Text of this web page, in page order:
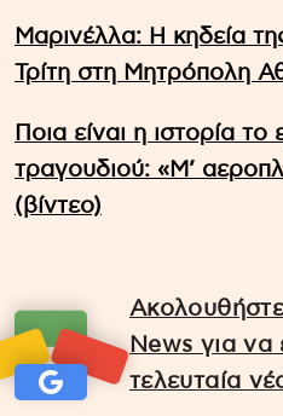
Μαρινέλλα: Η κηδεία
Τρίτη στη Μητρόπολη
Ποια είναι η ιστορία
τραγουδιού: «Μ’
(βίντεο)
News για να
τελευταία